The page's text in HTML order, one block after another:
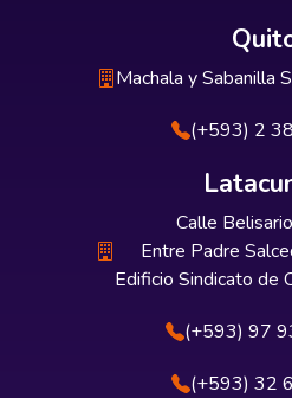
Machala y Sabanilla
(+593) 2
Calle
Entre Padre
Edificio Sindicato de
(+593) 97
(+593) 32